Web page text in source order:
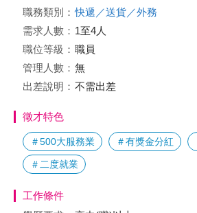
職務類別： 快遞／送貨／外務
需求人數： 1至4人
職位等級： 職員
管理人數： 無
出差說明： 不需出差
徵才特色
＃500大服務業 ＃有獎金分紅
＃二度就業
工作條件